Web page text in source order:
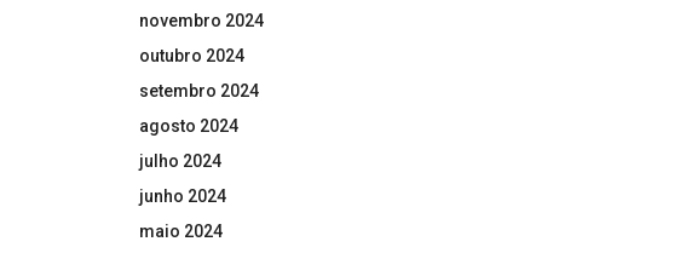
novembro 2024
outubro 2024
setembro 2024
agosto 2024
julho 2024
junho 2024
maio 2024